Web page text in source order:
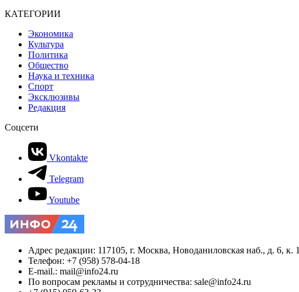
КАТЕГОРИИ
Экономика
Культура
Политика
Общество
Наука и техника
Спорт
Эксклюзивы
Редакция
Соцсети
Vkontakte
Telegram
Youtube
Адрес редакции: 117105, г. Москва, Новоданиловская наб., д. 6, к. 1
Телефон: +7 (958) 578-04-18
E-mail.: mail@info24.ru
По вопросам рекламы и сотрудничества: sale@info24.ru